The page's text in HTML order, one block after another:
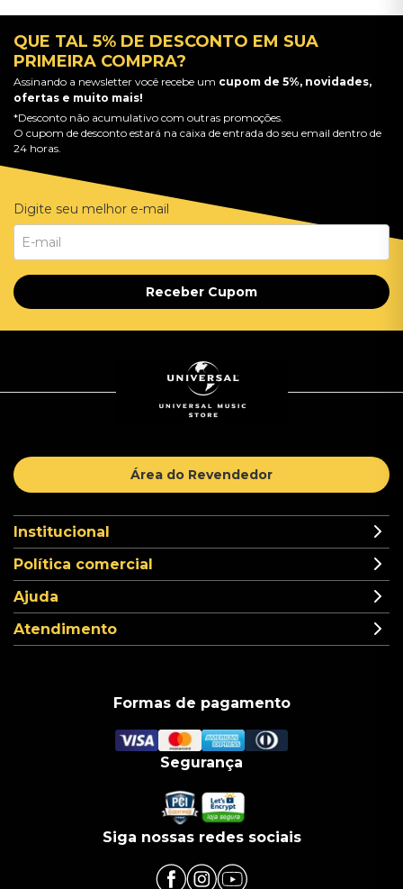
QUE TAL 5% DE DESCONTO EM SUA
PRIMEIRA COMPRA?
Assinando a newsletter você recebe um cupom de 5%, novidades,
ofertas e muito mais!
*Desconto não acumulativo com outras promoções.
O cupom de desconto estará na caixa de entrada do seu email dentro de
24 horas.
Digite seu melhor e-mail
Receber Cupom
Área do Revendedor
Institucional
Política comercial
Ajuda
Atendimento
Formas de pagamento
Segurança
Siga nossas redes sociais